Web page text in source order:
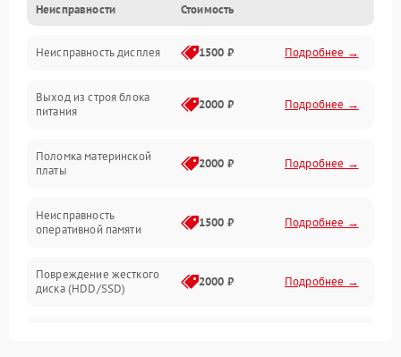
Неисправность системы охлаждения
Неисправность BIOS
Повреждение корпуса
Повреждение разъёмов (USB, HDMI и др.)
Поломка видеокарты
Неисправности Стоимость
Неисправность дисплея 1500 ₽ Подробнее →
Выход из строя блока
питания
2000 ₽ Подробнее →
Поломка материнской
платы
2000 ₽ Подробнее →
Неисправность
оперативной памяти
1500 ₽ Подробнее →
Повреждение жесткого
диска (HDD/SSD)
2000 ₽ Подробнее →